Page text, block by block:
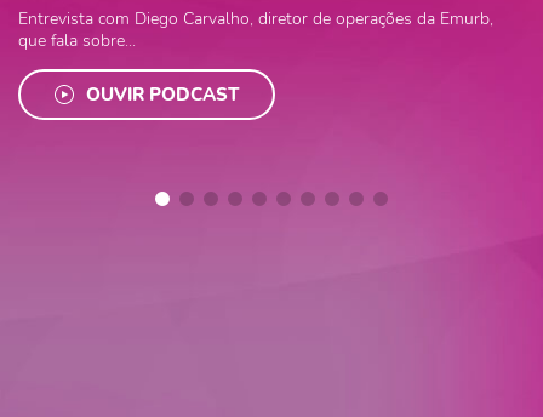
Entrevista com Diego Carvalho, diretor de operações da Emurb,
que fala sobre...
OUVIR PODCAST